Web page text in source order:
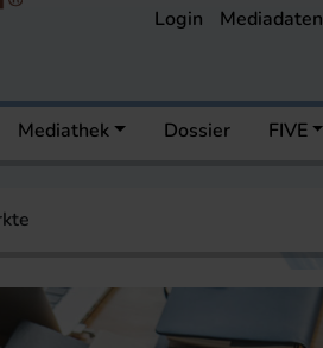
Login Mediadaten
Mediathek Dossier FIVE